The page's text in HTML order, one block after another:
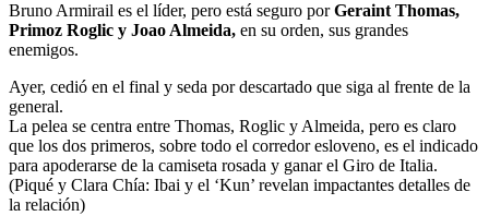
Bruno Armirail es el líder, pero está seguro porGeraint Thomas,
Primoz Roglic y Joao Almeida, en su orden, sus grandes
enemigos.
Ayer, cedió en el final y seda por descartado que siga al frente de la
general.
La pelea se centra entre Thomas, Roglic y Almeida, pero es claro
que los dos primeros, sobre todo el corredor esloveno, es el indicado
para apoderarse de la camiseta rosada y ganar el Giro de Italia.
(Piqué y Clara Chía: Ibai y el ‘Kun’ revelan impactantes detalles de
la relación)